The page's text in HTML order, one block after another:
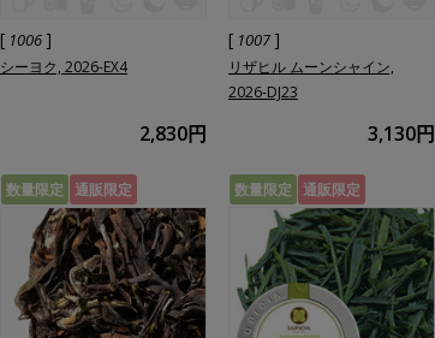
[ 1006 ]
シーヨク, 2026-EX4
2,830円
[ 1007 ]
リザヒル ムーンシャイン,
2026-DJ23
3,130円
数量限定 通販限定 数量限定 通販限定